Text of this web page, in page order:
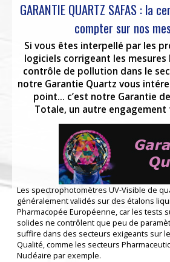
GARANTIE QUARTZ SAFAS : la
compter sur nos
Si vous êtes interpellé par les
logiciels corrigeant les
contrôle de pollution dans le
notre Garantie Quartz vous
point... c’est notre Garantie
Totale, un autre engagement
Les spectrophotomètres UV-Visible de
généralement validés sur des étalons
Pharmacopée Européenne, car les tests
solides ne contrôlent que peu de
suffire dans des secteurs exigeants sur
Qualité, comme les secteurs
Nucléaire par exemple.